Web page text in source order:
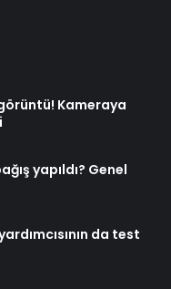
Kameraya
yapıldı? Genel
da test